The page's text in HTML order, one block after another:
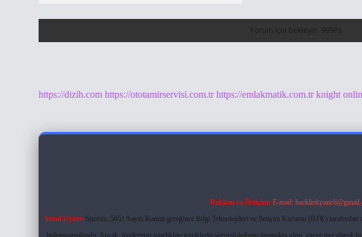
https://dizih.com https://ototamirservisi.com.tr https://emlakmatik.com.tr knight
Reklam ve İletişim: E-mail:
Yasal Uyarı: Sitemiz, 5651 Sayılı Kanun gereğince Bilgi Teknolojileri ve İletişim Kurumu (BTK)
bulunmamaktadır. Ancak, üyelerimiz yazdıkları içeriklerin sorumluluğunu taşımakta olup, siteye üye